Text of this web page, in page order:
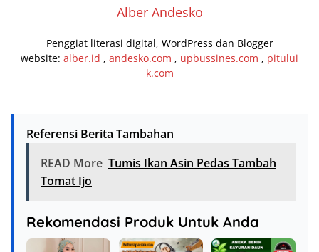
Alber Andesko
Penggiat literasi digital, WordPress dan Blogger
website: alber.id , andesko.com , upbussines.com , pitului
k.com
Referensi Berita Tambahan
READ More Tumis Ikan Asin Pedas Tambah
Tomat Ijo
Rekomendasi Produk Untuk Anda